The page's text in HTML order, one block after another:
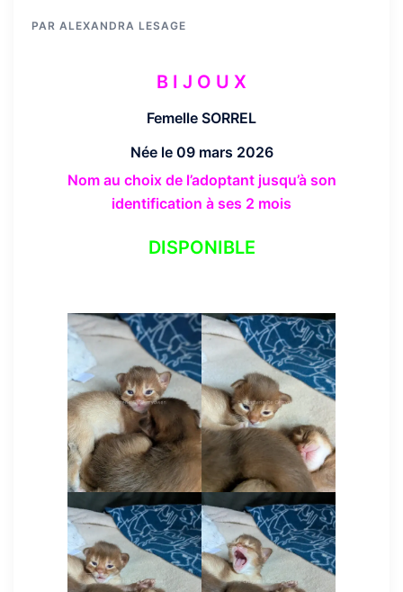
PAR ALEXANDRA LESAGE
B I J O U X
Femelle SORREL
Née le 09 mars 2026
Nom au choix de l’adoptant jusqu’à son
identification à ses 2 mois
DISPONIBLE